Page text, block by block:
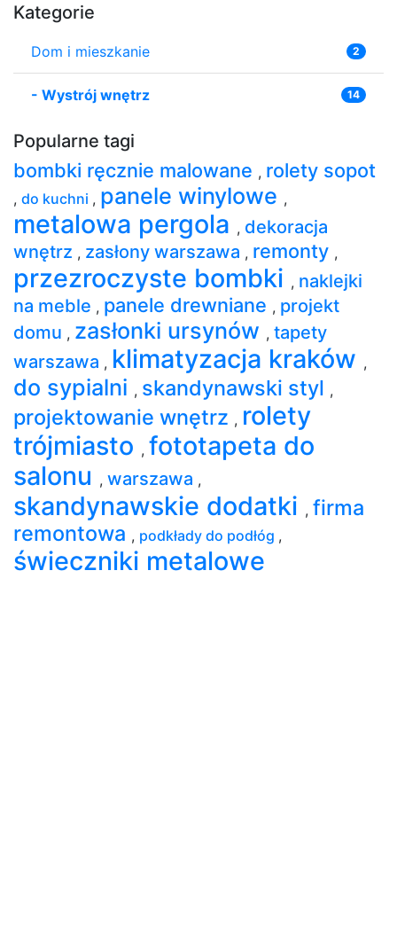
Kategorie
Dom i mieszkanie 2
- Wystrój wnętrz 14
Popularne tagi
bombki ręcznie malowane , rolety sopot
, do kuchni , panele winylowe ,
metalowa pergola , dekoracja
wnętrz , zasłony warszawa , remonty ,
przezroczyste bombki , naklejki
na meble , panele drewniane , projekt
domu , zasłonki ursynów , tapety
warszawa , klimatyzacja kraków ,
do sypialni , skandynawski styl ,
projektowanie wnętrz , rolety
trójmiasto , fototapeta do
salonu , warszawa ,
skandynawskie dodatki , firma
remontowa , podkłady do podłóg ,
świeczniki metalowe